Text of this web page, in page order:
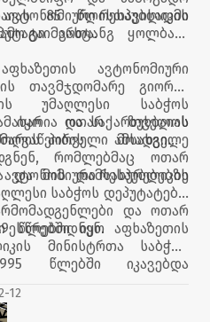
85 წლისთავისადმი
გაიმართა.
რესპუბლიკის
ვახტანგ ყოლბაია
ავტონომიური
თავმჯდომარე გიორგი
უმაღლესი საბჭოს
და საქართველოს
პირველი მოადგილე
რომლებმაც ოთარ
და მის დამსახურებებზე
იყო ოთარ ზუხბაიას
ამსახველი
რესპუბლიკის
საბჭოს დეპუტატები,
და ოთარ
ესწრებოდნენ.
წლებში იყო აფხაზეთის
მინისტრთა საბჭოს
წლებში იკავებდა
აკადემიის
თანამდებობას, ხოლო
მე-3 მოწვევის
12